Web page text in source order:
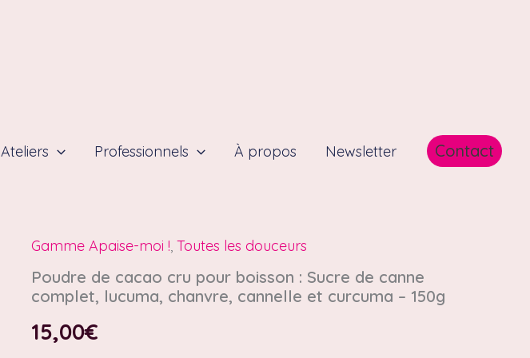
Ateliers Professionnels À propos Newsletter Contact
Gamme Apaise-moi !, Toutes les douceurs
Poudre de cacao cru pour boisson : Sucre de canne
complet, lucuma, chanvre, cannelle et curcuma – 150g
15,00€
quantité
Poudre
de
cru
pour